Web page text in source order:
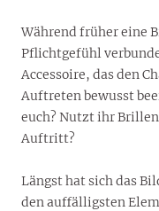
Während früher eine
Pflichtgefühl
Accessoire, das den
Auftreten bewusst
euch? Nutzt ihr
Auftritt?
Längst hat sich das
den auffälligsten